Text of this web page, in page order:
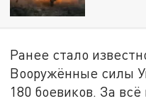
Ранее стало
Вооружённые силы
180 боевиков. За